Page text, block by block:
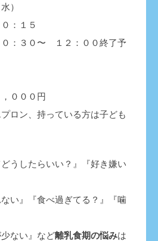
）
０：１５
０：３０〜 １２：００終了予
０００円
プロン、持っている方は子ども
どうしたらいい？』『好き嫌い
ない』『食べ過ぎてる？』『噛
少ない』など離乳食期の悩みは